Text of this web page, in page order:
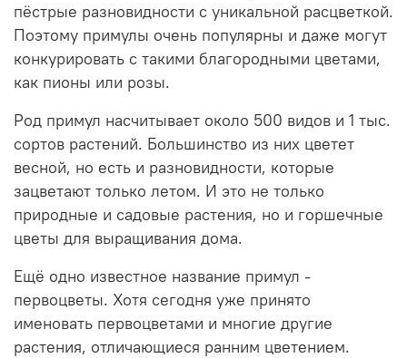
пёстрые разновидности с уникальной расцветкой.
Поэтому примулы очень популярны и даже могут
конкурировать с такими благородными цветами,
как пионы или розы.
Род примул насчитывает около 500 видов и 1 тыс.
сортов растений. Большинство из них цветет
весной, но есть и разновидности, которые
зацветают только летом. И это не только
природные и садовые растения, но и горшечные
цветы для выращивания дома.
Ещё одно известное название примул -
первоцветы. Хотя сегодня уже принято
именовать первоцветами и многие другие
растения, отличающиеся ранним цветением.